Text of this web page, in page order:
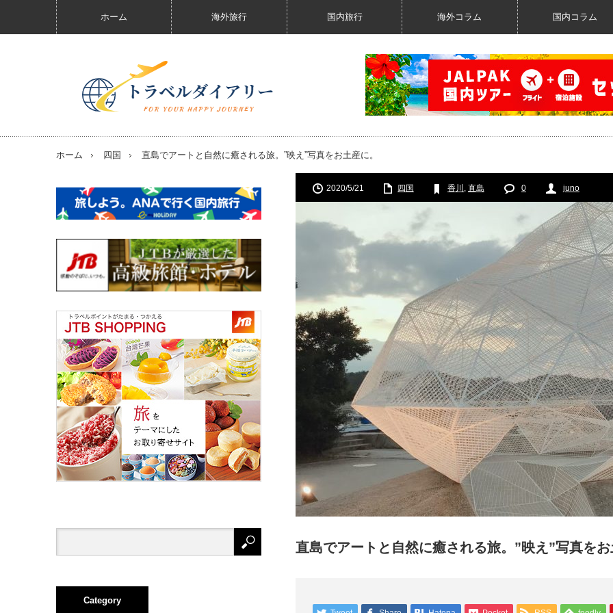
ホーム 海外旅行 国内旅行 海外コラム 国内コラム
ホーム 四国 直島でアートと自然に癒される旅。”映え”写真をお土産に。
2020/5/21 四国 香川 , 直島 0 juno
直島でアートと自然に癒される旅。”映え”写真を
Category